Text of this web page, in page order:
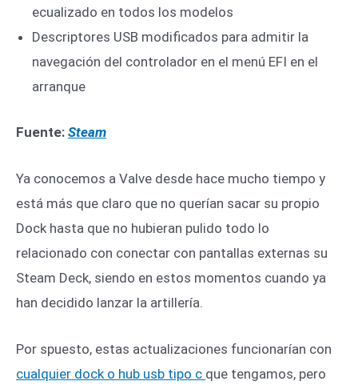
ecualizado en todos los modelos
Descriptores USB modificados para admitir la
navegación del controlador en el menú EFI en el
arranque
Fuente: Steam
Ya conocemos a Valve desde hace mucho tiempo y
está más que claro que no querían sacar su propio
Dock hasta que no hubieran pulido todo lo
relacionado con conectar con pantallas externas su
Steam Deck, siendo en estos momentos cuando ya
han decidido lanzar la artillería.
Por spuesto, estas actualizaciones funcionarían con
cualquier dock o hub usb tipo c que tengamos, pero